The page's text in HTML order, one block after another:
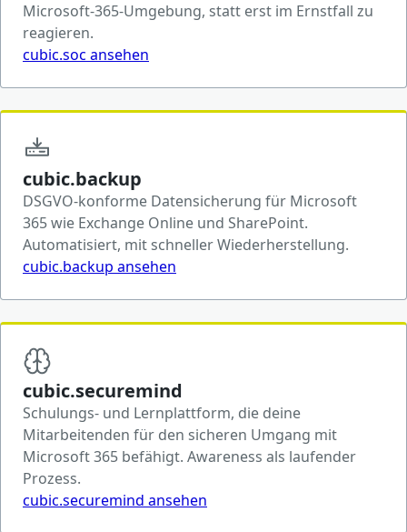
Microsoft-365-Umgebung, statt erst im Ernstfall zu
reagieren.
cubic.soc ansehen
cubic.backup
DSGVO-konforme Datensicherung für Microsoft
365 wie Exchange Online und SharePoint.
Automatisiert, mit schneller Wiederherstellung.
cubic.backup ansehen
cubic.securemind
Schulungs- und Lernplattform, die deine
Mitarbeitenden für den sicheren Umgang mit
Microsoft 365 befähigt. Awareness als laufender
Prozess.
cubic.securemind ansehen